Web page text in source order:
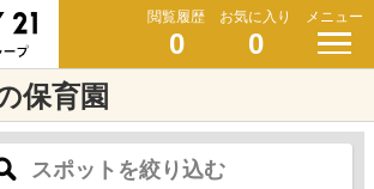
閲覧履歴
0
お気に入り
0
メニュー
保育園
スポットを絞り込む